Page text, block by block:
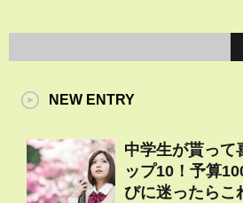
NEW ENTRY
中学生が貰って
ップ10！予算
びに迷ったらこ